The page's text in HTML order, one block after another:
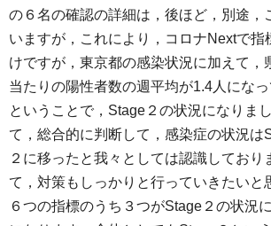
の６名の確認の詳細は，後ほど，別途，
いますが，これにより，コロナNextで指
けですが，東京都の感染状況に加えて，
当たりの陽性者数の週平均が1.4人にな
ということで，Stage２の状況になりま
て，総合的に判断して，感染症の状況は
２に移ったと我々としては認識しており
て，対策もしっかりと行っていきたいと
６つの指標のうち３つがStage２の状況